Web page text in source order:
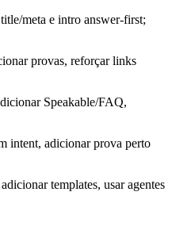
meta e intro answer-first;
provas, reforçar links
Speakable/FAQ,
intent, adicionar prova perto
templates, usar agentes